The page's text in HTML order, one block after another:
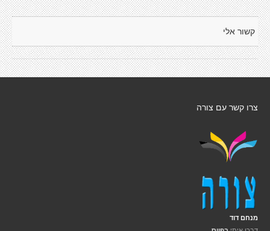
קשור אלי
צרו קשר עם צורה
מנחם דוד